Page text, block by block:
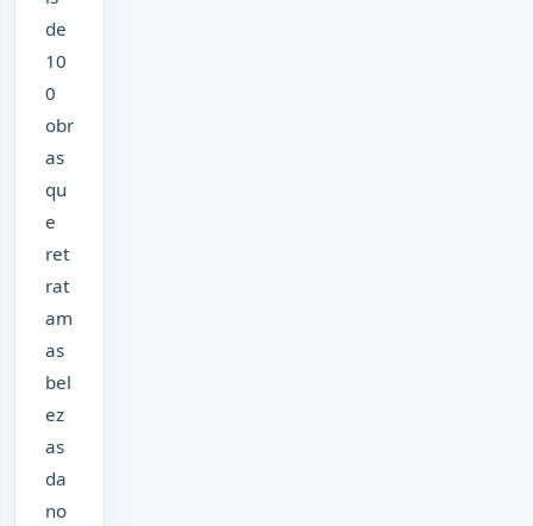
de
10
0
obr
as
qu
e
ret
rat
am
as
bel
ez
as
da
no